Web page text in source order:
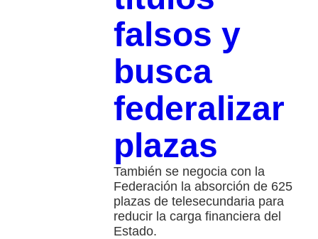
falsos y
busca
federalizar
plazas
También se negocia con la
Federación la absorción de 625
plazas de telesecundaria para
reducir la carga financiera del
Estado.